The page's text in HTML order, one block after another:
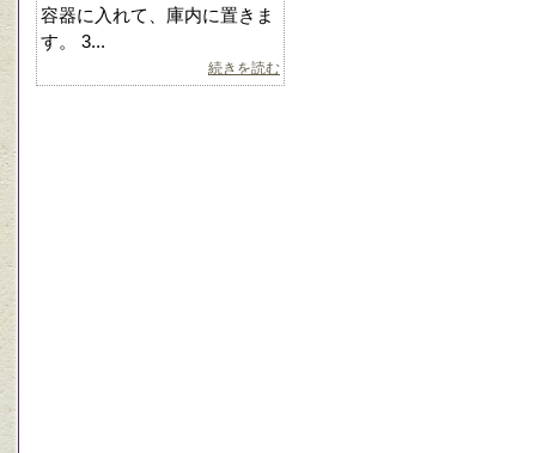
容器に入れて、庫内に置きま
す。 3...
続きを読む